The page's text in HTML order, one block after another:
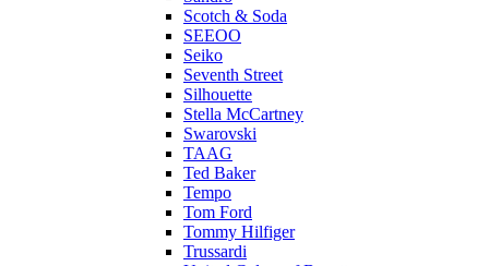
Scotch & Soda
SEEOO
Seiko
Seventh Street
Silhouette
Stella McCartney
Swarovski
TAAG
Ted Baker
Tempo
Tom Ford
Tommy Hilfiger
Trussardi